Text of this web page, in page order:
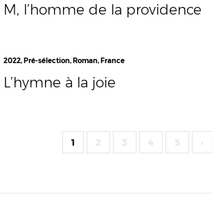
M, l’homme de la providence
2022,Pré-sélection,Roman,France
L’hymne à la joie
1 2 3 4 5 ›